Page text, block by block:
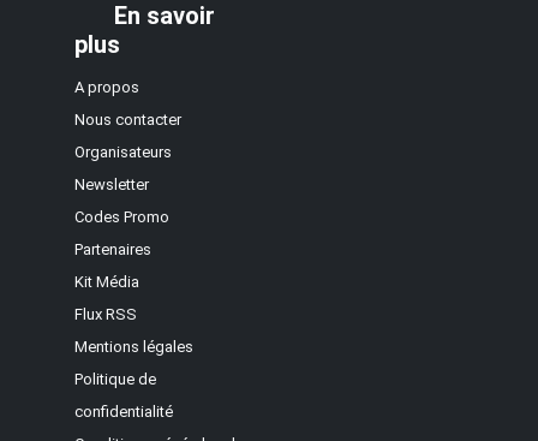
En savoir
plus
A propos
Nous contacter
Organisateurs
Newsletter
Codes Promo
Partenaires
Kit Média
Flux RSS
Mentions légales
Politique de
confidentialité